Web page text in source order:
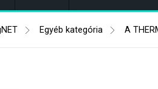
Egyéb kategória A